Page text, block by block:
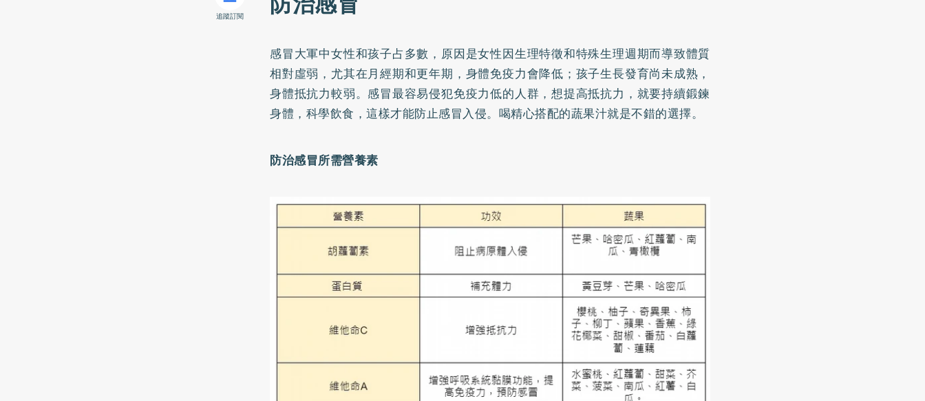
追蹤訂閱
感冒大軍中女性和孩子占多數，原因是女性因生理特徵和特殊生理週期而導致體質
相對虛弱，尤其在月經期和更年期，身體免疫力會降低；孩子生長發育尚未成熟，
身體抵抗力較弱。感冒最容易侵犯免疫力低的人群，想提高抵抗力，就要持續鍛鍊
身體，科學飲食，這樣才能防止感冒入侵。喝精心搭配的蔬果汁就是不錯的選擇。
防治感冒所需營養素